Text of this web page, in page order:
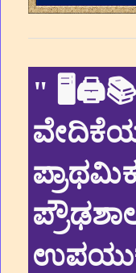
"